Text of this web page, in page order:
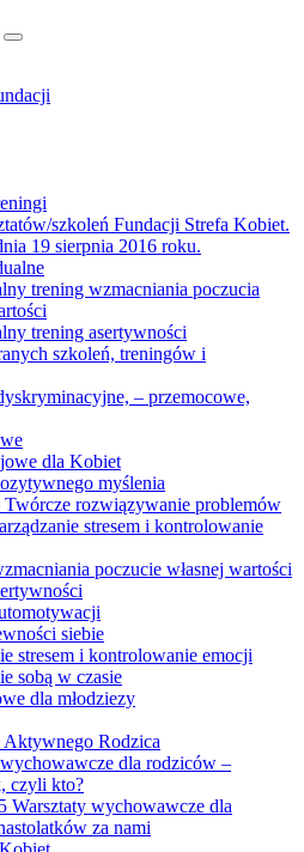
Szukaj
szkoleń Fundacji Strefa Kobiet.
19 sierpnia 2016 roku.
trening wzmacniania poczucia
trening asertywności
szkoleń, treningów i
– przemocowe,
dla Kobiet
myślenia
Twórcze rozwiązywanie problemów
stresem i kontrolowanie
poczucie własnej wartości
siebie
stresem i kontrolowanie emocji
sobą w czasie
dla młodziezy
Aktywnego Rodzica
dla rodziców –
czyli kto?
Warsztaty wychowawcze dla
za nami